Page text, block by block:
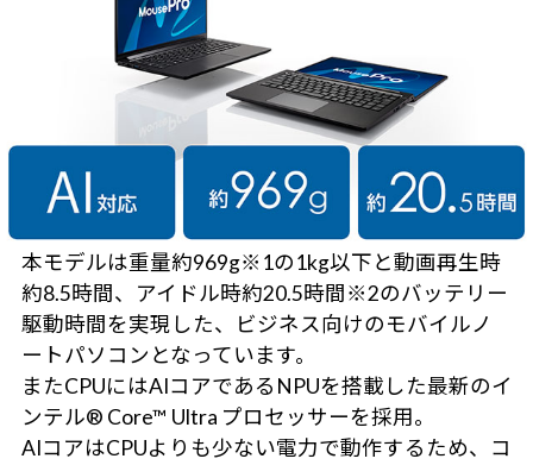
本モデルは重量約969g※1の1kg以下と動画再生時
約8.5時間、アイドル時約20.5時間※2のバッテリー
駆動時間を実現した、ビジネス向けのモバイルノ
ートパソコンとなっています。
またCPUにはAIコアであるNPUを搭載した最新のイ
ンテル® Core™ Ultra プロセッサーを採用。
AIコアはCPUよりも少ない電力で動作するため、コ